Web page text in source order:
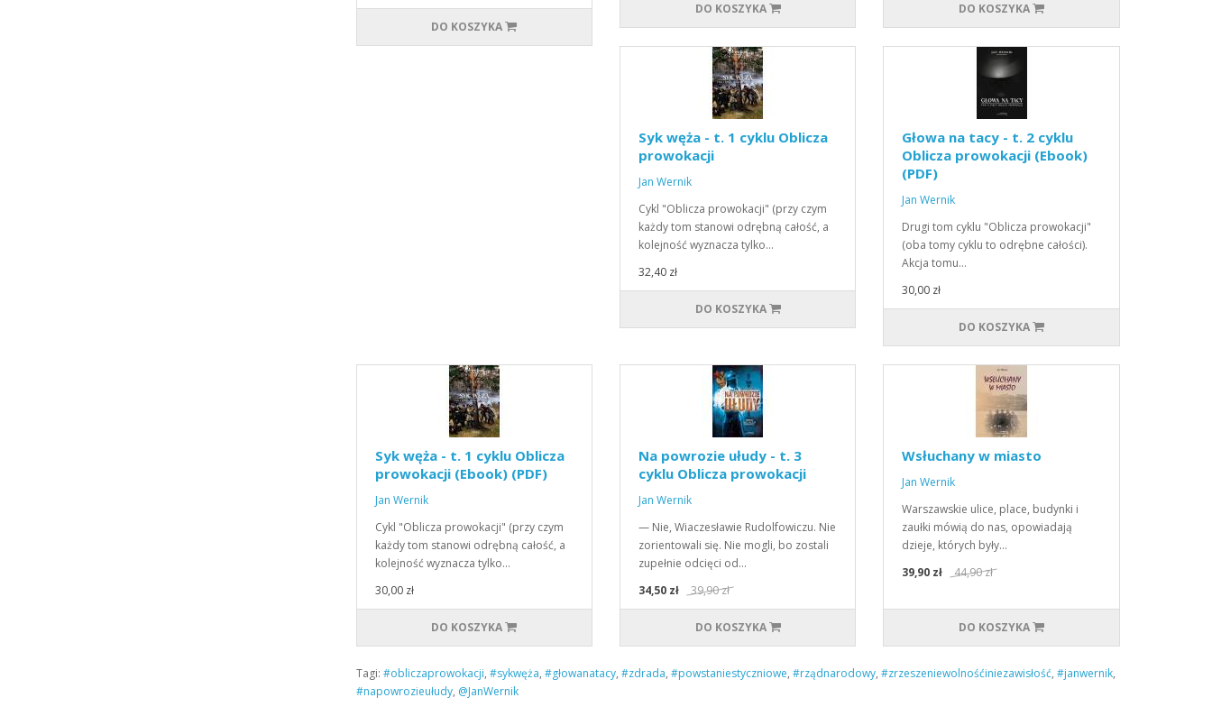
DO KOSZYKA
DO KOSZYKA DO KOSZYKA
Syk węża - t. 1 cyklu Oblicza
prowokacji
Jan Wernik
Cykl "Oblicza prowokacji" (przy czym
każdy tom stanowi odrębną całość, a
kolejność wyznacza tylko…
32,40 zł
DO KOSZYKA
Głowa na tacy - t. 2 cyklu
Oblicza prowokacji (Ebook)
(PDF)
Jan Wernik
Drugi tom cyklu "Oblicza prowokacji"
(oba tomy cyklu to odrębne całości).
Akcja tomu…
30,00 zł
DO KOSZYKA
Syk węża - t. 1 cyklu Oblicza
prowokacji (Ebook) (PDF)
Jan Wernik
Cykl "Oblicza prowokacji" (przy czym
każdy tom stanowi odrębną całość, a
kolejność wyznacza tylko…
30,00 zł
DO KOSZYKA
Na powrozie ułudy - t. 3
cyklu Oblicza prowokacji
Jan Wernik
— Nie, Wiaczesławie Rudolfowiczu. Nie
zorientowali się. Nie mogli, bo zostali
zupełnie odcięci od…
34,50 zł
39,90 zł
DO KOSZYKA
Wsłuchany w miasto
Jan Wernik
Warszawskie ulice, place, budynki i
zaułki mówią do nas, opowiadają
dzieje, których były…
39,90 zł
44,90 zł
DO KOSZYKA
Tagi: #obliczaprowokacji, #sykwęża, #głowanatacy, #zdrada, #powstaniestyczniowe, #rządnarodowy, #zrzeszeniewolnośćiniezawisłość, #janwernik,
#napowrozieułudy, @JanWernik